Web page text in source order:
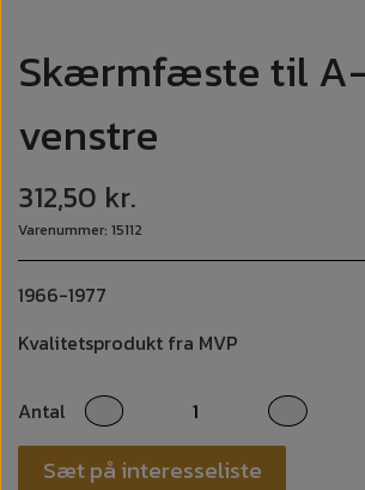
Skærmfæste til
venstre
312,50 kr.
Varenummer: 15112
1966-1977
Kvalitetsprodukt fra MVP
Antal
Sæt på interesseliste